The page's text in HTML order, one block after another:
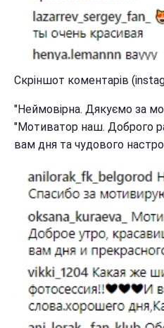
Скріншот коментарів
"Неймовірна. Дякуємо за
"Мотиватор наш. Доброго
вам дня та чудового